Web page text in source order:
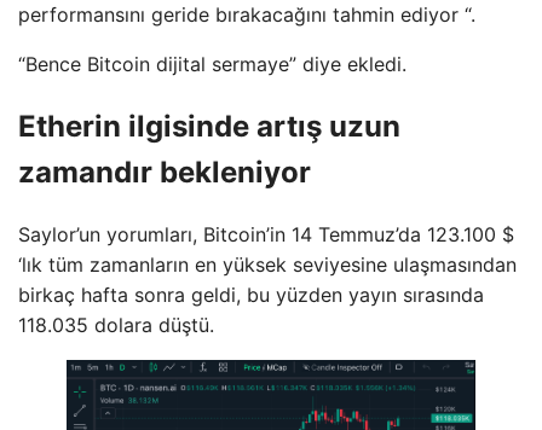
performansını geride bırakacağını tahmin ediyor “.
“Bence Bitcoin dijital sermaye” diye ekledi.
Etherin ilgisinde artış uzun
zamandır bekleniyor
Saylor’un yorumları, Bitcoin’in 14 Temmuz’da 123.100 $
‘lık tüm zamanların en yüksek seviyesine ulaşmasından
birkaç hafta sonra geldi, bu yüzden yayın sırasında
118.035 dolara düştü.